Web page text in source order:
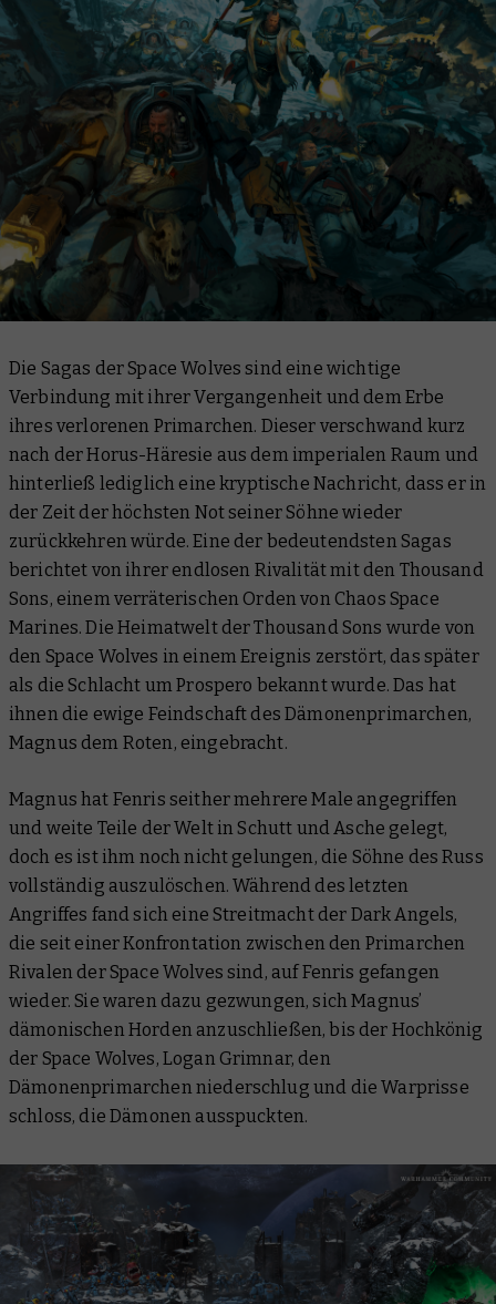
Die Sagas der Space Wolves sind eine wichtige
Verbindung mit ihrer Vergangenheit und dem Erbe
ihres verlorenen Primarchen. Dieser verschwand kurz
nach der Horus-Häresie aus dem imperialen Raum und
hinterließ lediglich eine kryptische Nachricht, dass er in
der Zeit der höchsten Not seiner Söhne wieder
zurückkehren würde. Eine der bedeutendsten Sagas
berichtet von ihrer endlosen Rivalität mit den Thousand
Sons, einem verräterischen Orden von Chaos Space
Marines. Die Heimatwelt der Thousand Sons wurde von
den Space Wolves in einem Ereignis zerstört, das später
als die Schlacht um Prospero bekannt wurde. Das hat
ihnen die ewige Feindschaft des Dämonenprimarchen,
Magnus dem Roten, eingebracht.
Magnus hat Fenris seither mehrere Male angegriffen
und weite Teile der Welt in Schutt und Asche gelegt,
doch es ist ihm noch nicht gelungen, die Söhne des Russ
vollständig auszulöschen. Während des letzten
Angriffes fand sich eine Streitmacht der Dark Angels,
die seit einer Konfrontation zwischen den Primarchen
Rivalen der Space Wolves sind, auf Fenris gefangen
wieder. Sie waren dazu gezwungen, sich Magnus’
dämonischen Horden anzuschließen, bis der Hochkönig
der Space Wolves, Logan Grimnar, den
Dämonenprimarchen niederschlug und die Warprisse
schloss, die Dämonen ausspuckten.